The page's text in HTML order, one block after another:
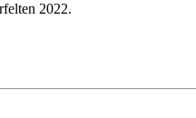
2022.